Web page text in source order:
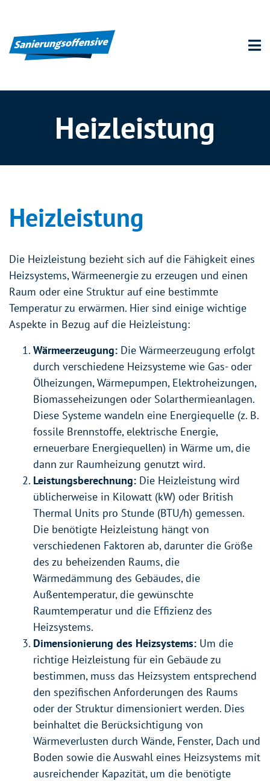
Heizleistung
Heizleistung
Die Heizleistung bezieht sich auf die Fähigkeit eines
Heizsystems, Wärmeenergie zu erzeugen und einen
Raum oder eine Struktur auf eine bestimmte
Temperatur zu erwärmen. Hier sind einige wichtige
Aspekte in Bezug auf die Heizleistung:
Wärmeerzeugung: Die Wärmeerzeugung erfolgt
durch verschiedene Heizsysteme wie Gas- oder
Ölheizungen, Wärmepumpen, Elektroheizungen,
Biomasseheizungen oder Solarthermieanlagen.
Diese Systeme wandeln eine Energiequelle (z. B.
fossile Brennstoffe, elektrische Energie,
erneuerbare Energiequellen) in Wärme um, die
dann zur Raumheizung genutzt wird.
Leistungsberechnung: Die Heizleistung wird
üblicherweise in Kilowatt (kW) oder British
Thermal Units pro Stunde (BTU/h) gemessen.
Die benötigte Heizleistung hängt von
verschiedenen Faktoren ab, darunter die Größe
des zu beheizenden Raums, die
Wärmedämmung des Gebäudes, die
Außentemperatur, die gewünschte
Raumtemperatur und die Effizienz des
Heizsystems.
Dimensionierung des Heizsystems: Um die
richtige Heizleistung für ein Gebäude zu
bestimmen, muss das Heizsystem entsprechend
den spezifischen Anforderungen des Raums
oder der Struktur dimensioniert werden. Dies
beinhaltet die Berücksichtigung von
Wärmeverlusten durch Wände, Fenster, Dach und
Boden sowie die Auswahl eines Heizsystems mit
ausreichender Kapazität, um die benötigte